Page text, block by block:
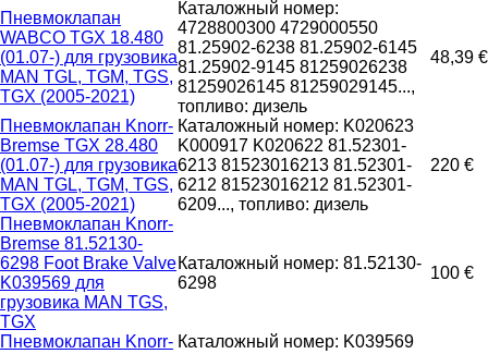
Пневмоклапан
WABCO TGX 18.480
(01.07-) для грузовика
MAN TGL, TGM, TGS,
TGX (2005-2021)
Каталожный номер:
4728800300 4729000550
81.25902-6238 81.25902-6145
81.25902-9145 81259026238
81259026145 81259029145...,
топливо: дизель
48,39 €
Пневмоклапан Knorr-
Bremse TGX 28.480
(01.07-) для грузовика
MAN TGL, TGM, TGS,
TGX (2005-2021)
Каталожный номер: K020623
K000917 K020622 81.52301-
6213 81523016213 81.52301-
6212 81523016212 81.52301-
6209..., топливо: дизель
220 €
Пневмоклапан Knorr-
Bremse 81.52130-
6298 Foot Brake Valve
K039569 для
грузовика MAN TGS,
TGX
Каталожный номер: 81.52130-
6298
100 €
Пневмоклапан Knorr- Каталожный номер: K039569